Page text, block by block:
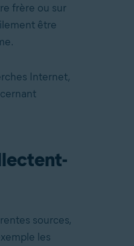
frère ou sur
être
Internet,
sources,
les